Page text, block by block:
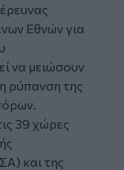
Εθνών για
να μειώσουν
ρύπανση της
39 χώρες
και της